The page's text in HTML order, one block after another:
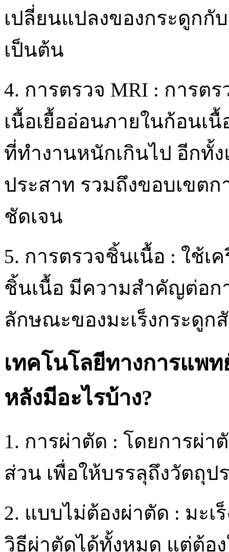
เปลี่ยนแปลงของกระดูกกั
เป็นต้น
4. การตรวจ MRI : การต
เนื้อเยื้ออ่อนภายในก้อนเ
ที่ทำงานหนักเกินไป อีกทั้
ประสาท รวมถึงขอบเขตก
ชัดเจน
5. การตรวจชิ้นเนื้อ : ใช้เ
ชิ้นเนื้อ มีความสำคัญต่อก
ลักษณะของมะเร็งกระดูก
เทคโนโลยีทางการแพ
หลังมีอะไรบ้าง?
1. การผ่าตัด : โดยการผ่า
ส่วน เพื่อให้บรรลุถึงวัตถุ
2. แบบไม่ต้องผ่าตัด : มะเ
วิธีผ่าตัดได้ทั้งหมด แต่ต้อ